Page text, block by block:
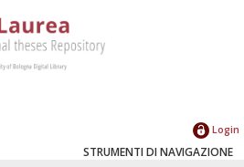
Login
STRUMENTI DI NAVIGAZIONE